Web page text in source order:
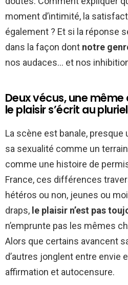
moment d’intimité, la
également ? Et si la réponse
dans la façon dont notre
nos audaces… et nos
Deux vécus, une
le plaisir s’écrit au pluriel
La scène est banale, presque
sa sexualité comme un terrain
comme une histoire de
France, ces différences
hétéros ou non, jeunes ou
draps, le plaisir n’est pas
n’emprunte pas les mêmes
Alors que certains avancent
d’autres jonglent entre envie
affirmation et autocensure.